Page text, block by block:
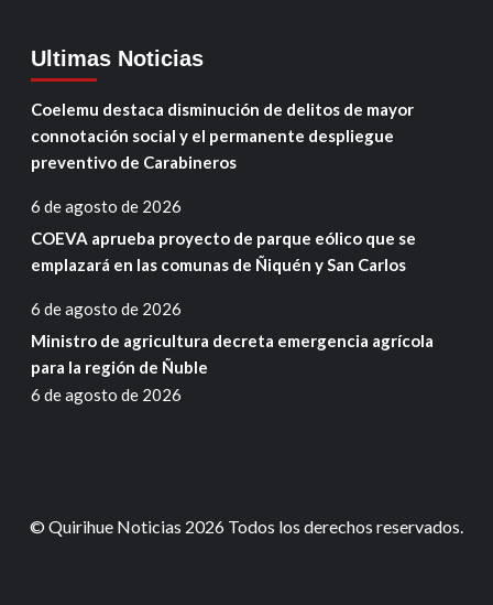
Ultimas Noticias
Coelemu destaca disminución de delitos de mayor
connotación social y el permanente despliegue
preventivo de Carabineros
6 de agosto de 2026
COEVA aprueba proyecto de parque eólico que se
emplazará en las comunas de Ñiquén y San Carlos
6 de agosto de 2026
Ministro de agricultura decreta emergencia agrícola
para la región de Ñuble
6 de agosto de 2026